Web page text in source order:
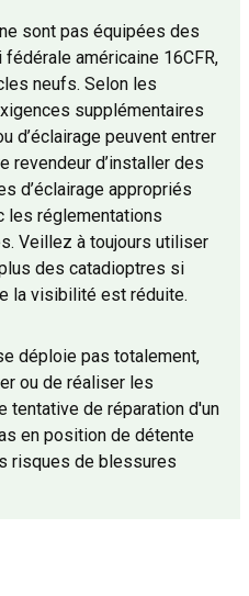
sont pas équipées des
américaine 16CFR,
neufs. Selon les
supplémentaires
d’éclairage peuvent entrer
revendeur d’installer des
d’éclairage appropriés
les réglementations
Veillez à toujours utiliser
des catadioptres si
la visibilité est réduite.
déploie pas totalement,
ou de réaliser les
tentative de réparation d'un
en position de détente
risques de blessures